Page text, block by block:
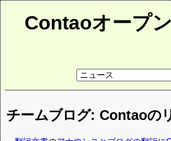
Contaoオープ
リ
ペ
ー
チームブログ: Contaoの